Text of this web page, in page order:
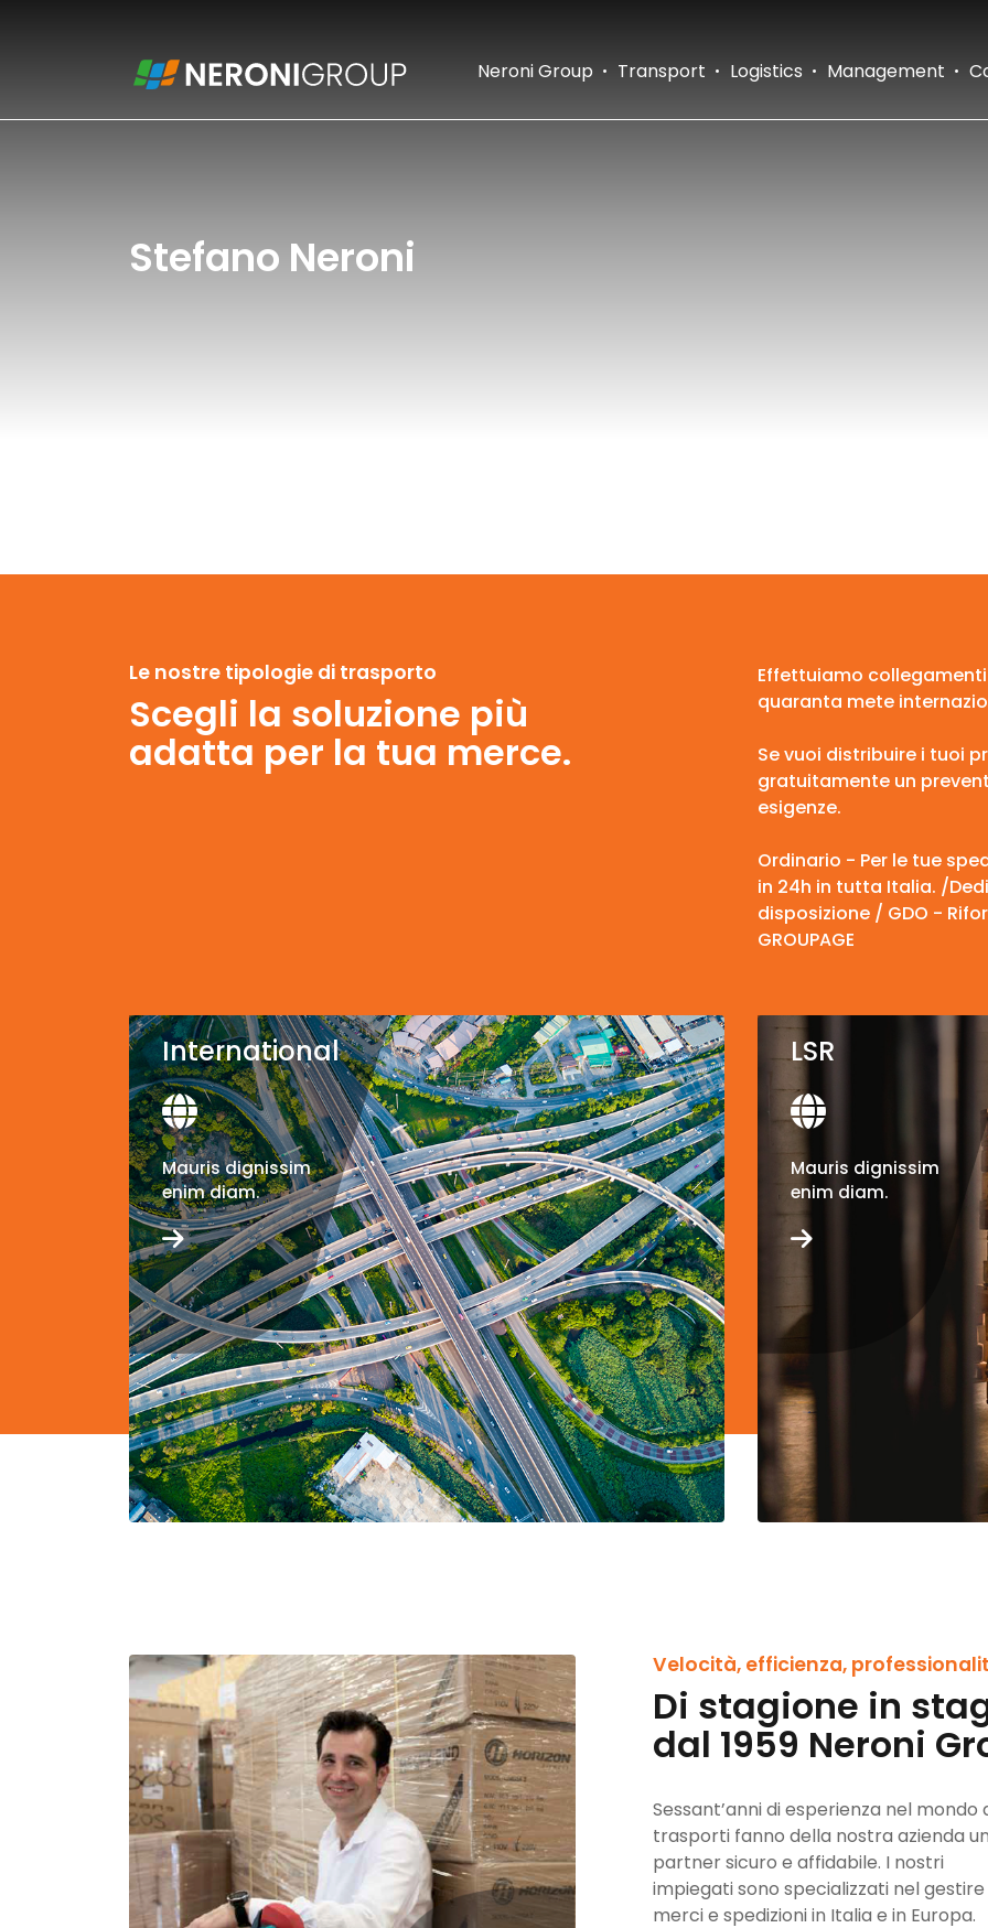
Neroni Group Transport Logistics Management
Stefano Neroni
Le nostre tipologie di trasporto
Scegli la soluzione più
adatta per la tua merce.
Effettuiamo
quaranta mete
Se vuoi distribuire i tuoi
gratuitamente un
esigenze.
Ordinario - Per le tue
in 24h in tutta Italia. /
disposizione / GDO -
GROUPAGE
International
Mauris dignissim
enim diam.
LSR
Mauris dignissim
enim diam.
Velocità, efficienza,
Di stagione in
dal 1959 Neroni
Sessant’anni di esperienza nel mondo
trasporti fanno della nostra azienda un
partner sicuro e affidabile. I nostri
impiegati sono specializzati nel gestire
merci e spedizioni in Italia e in Europa.